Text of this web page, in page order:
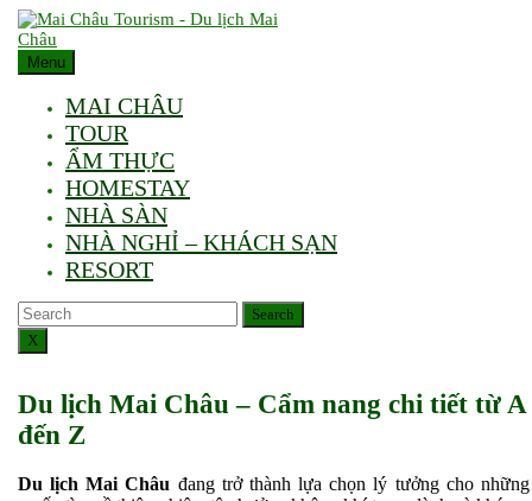
Skip
to
content
Menu
MAI CHÂU
TOUR
ẨM THỰC
HOMESTAY
NHÀ SÀN
NHÀ NGHỈ – KHÁCH SẠN
RESORT
Search
Search
X
Du lịch Mai Châu – Cẩm nang chi tiết từ A
đến Z
Du lịch Mai Châu đang trở thành lựa chọn lý tưởng cho